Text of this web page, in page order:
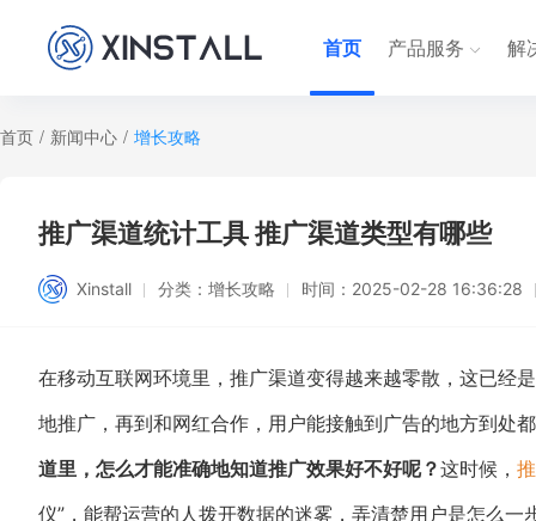
首页 产品服务 解
首页 / 新闻中心 / 增长攻略
推广渠道统计工具 推广渠道类型有哪些
Xinstall 分类： 增长攻略 时间： 2025-02-28 16:36:28
在移动互联网环境里，推广渠道变得越来越零散，这已经
地推广，再到和网红合作，用户能接触到广告的地方到处
道里，怎么才能准确地知道推广效果好不好呢？这时候，
仪”，能帮运营的人拨开数据的迷雾，弄清楚用户是怎么一